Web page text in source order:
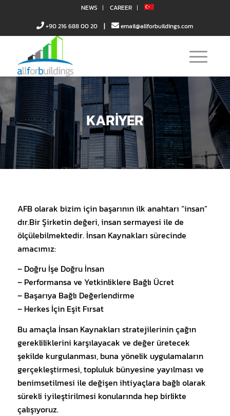
NEWS
CAREER
+90 216 688 00 20
| email@allforbuildings.com
KARİYER
AFB olarak bizim için başarının ilk anahtarı “insan”
dır.Bir Şirketin değeri, insan sermayesi ile de
ölçülebilmektedir. İnsan Kaynakları sürecinde
amacımız:
– Doğru İşe Doğru İnsan
– Performansa ve Yetkinliklere Bağlı Ücret
– Başarıya Bağlı Değerlendirme
– Herkes İçin Eşit Fırsat
Bu amaçla İnsan Kaynakları stratejilerinin çağın
gerekliliklerini karşılayacak ve değer üretecek
şekilde kurgulanması, buna yönelik uygulamaların
gerçekleştirmesi, topluluk bünyesine yayılması ve
benimsetilmesi ile değişen ihtiyaçlara bağlı olarak
sürekli iyileştirilmesi konularında hep birlikte
çalışıyoruz.